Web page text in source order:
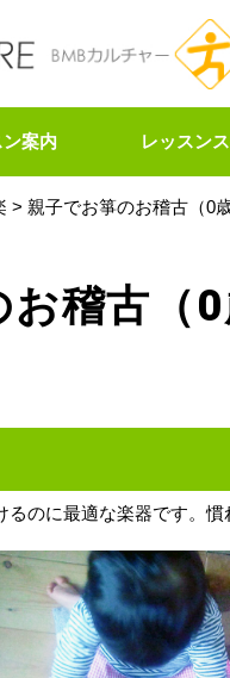
ン案内 レッスン
> 親子でお箏のお稽古（0
稽古（
のに最適な楽器です。慣